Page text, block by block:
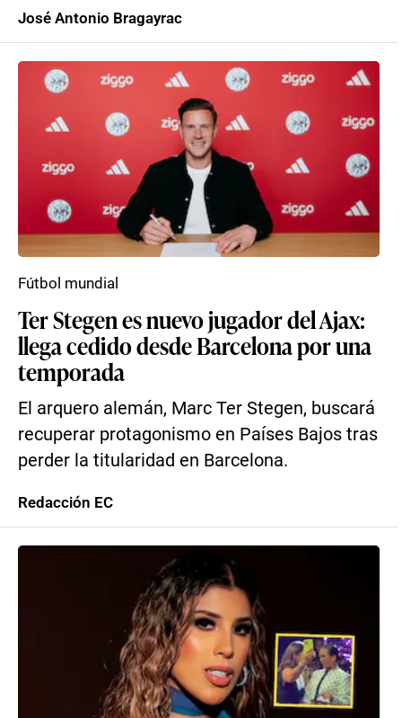
José Antonio Bragayrac
Ter Stegen es nuevo jugador del Ajax:
llega cedido desde Barcelona por una
temporada
El arquero alemán, Marc Ter Stegen, buscará
recuperar protagonismo en Países Bajos tras
perder la titularidad en Barcelona.
Fútbol mundial
Redacción EC